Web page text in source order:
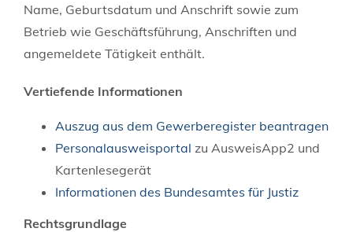
Name, Geburtsdatum und Anschrift sowie zum
Betrieb wie Geschäftsführung, Anschriften und
angemeldete Tätigkeit enthält.
Vertiefende Informationen
Auszug aus dem Gewerberegister beantragen
Personalausweisportal zu AusweisApp2 und
Kartenlesegerät
Informationen des Bundesamtes für Justiz
Rechtsgrundlage